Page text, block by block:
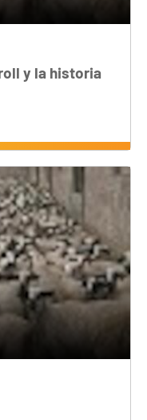
y la historia